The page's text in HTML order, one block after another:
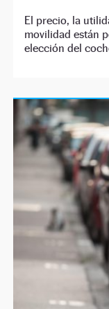
El precio, la
movilidad están
elección del